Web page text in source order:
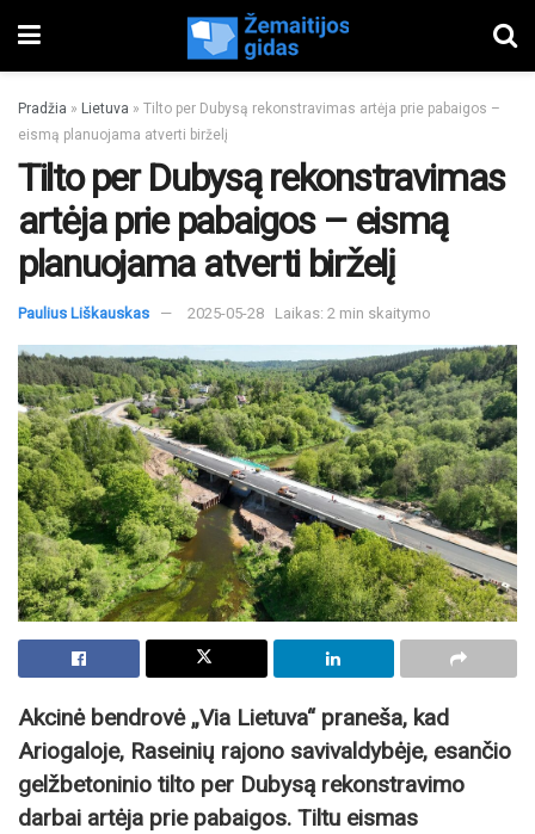
Pradžia » Lietuva » Tilto per Dubysą rekonstravimas artėja prie pabaigos –
eismą planuojama atverti birželį
Tilto per Dubysą rekonstravimas
artėja prie pabaigos – eismą
planuojama atverti birželį
Paulius Liškauskas 2025-05-28 Laikas: 2 min skaitymo
Akcinė bendrovė „Via Lietuva“ praneša, kad
Ariogaloje, Raseinių rajono savivaldybėje, esančio
gelžbetoninio tilto per Dubysą rekonstravimo
darbai artėja prie pabaigos. Tiltu eismas